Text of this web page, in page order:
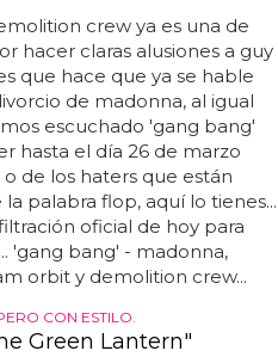
crew ya es una de
hacer claras alusiones a guy
que hace que ya se hable
de madonna, al igual
escuchado 'gang bang'
hasta el día 26 de marzo
de los haters que están
palabra flop, aquí lo tienes...
oficial de hoy para
'gang bang' - madonna,
orbit y demolition crew...
CON ESTILO.
Green Lantern"